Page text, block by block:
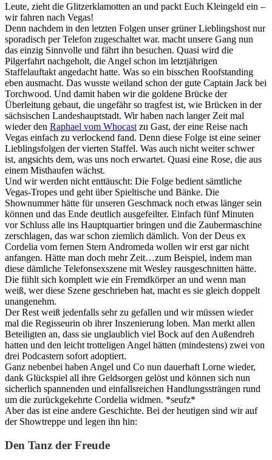
Leute, zieht die Glitzerklamotten an und packt Euch Kleingeld ein –
wir fahren nach Vegas!
Denn nachdem in den letzten Folgen unser grüner Lieblingshost nur
sporadisch per Telefon zugeschaltet war. macht unsere Gang nun
das einzig Sinnvolle und fährt ihn besuchen. Quasi wird die
Pilgerfahrt nachgeholt, die Angel schon im letztjährigen
Staffelauftakt angedacht hatte. Was so ein bisschen Roofstanding
eben ausmacht. Das wusste weiland schon der gute Captain Jack bei
Torchwood. Und damit haben wir die goldene Brücke der
Überleitung gebaut, die ungefähr so tragfest ist, wie Brücken in der
sächsischen Landeshauptstadt. Wir haben nach langer Zeit mal
wieder den Raphael vom Whocast zu Gast, der eine Reise nach
Vegas einfach zu verlockend fand. Denn diese Folge ist eine seiner
Lieblingsfolgen der vierten Staffel. Was auch nicht weiter schwer
ist, angsichts dem, was uns noch erwartet. Quasi eine Rose, die aus
einem Misthaufen wächst.
Und wir werden nicht enttäuscht: Die Folge bedient sämtliche
Vegas-Tropes und geht über Spieltische und Bänke. Die
Shownummer hätte für unseren Geschmack noch etwas länger sein
können und das Ende deutlich ausgefeilter. Einfach fünf Minuten
vor Schluss alle ins Hauptquartier bringen und die Zaubermaschine
zerschlagen, das war schon ziemlich dämlich. Von der Deus ex
Cordelia vom fernen Stern Andromeda wollen wir erst gar nicht
anfangen. Hätte man doch mehr Zeit…zum Beispiel, indem man
diese dämliche Telefonsexszene mit Wesley rausgeschnitten hätte.
Die fühlt sich komplett wie ein Fremdkörper an und wenn man
weiß, wer diese Szene geschrieben hat, macht es sie gleich doppelt
unangenehm.
Der Rest weiß jedenfalls sehr zu gefallen und wir müssen wieder
mal die Regisseurin ob ihrer Inszenierung loben. Man merkt allen
Beteiligten an, dass sie unglaublich viel Bock auf den Außendreh
hatten und den leicht trotteligen Angel hätten (mindestens) zwei von
drei Podcastern sofort adoptiert.
Ganz nebenbei haben Angel und Co nun dauerhaft Lorne wieder,
dank Glückspiel all ihre Geldsorgen gelöst und können sich nun
sicherlich spannenden und einfallsreichen Handlungssträngen rund
um die zurückgekehrte Cordelia widmen. *seufz*
Aber das ist eine andere Geschichte. Bei der heutigen sind wir auf
der Showtreppe und legen ihn hin:
Den Tanz der Freude